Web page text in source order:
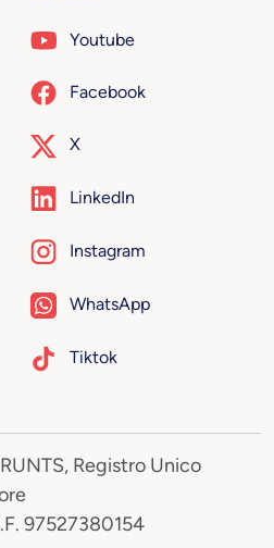
Youtube
Facebook
X
LinkedIn
Instagram
WhatsApp
Tiktok
Registro Unico
97527380154